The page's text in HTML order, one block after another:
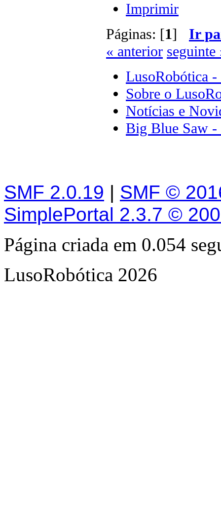
Imprimir
Páginas: [1] Ir
« anterior seguinte
LusoRobótica -
Sobre o
Notícias e
Big Blue Saw -
SMF 2.0.19 | SMF ©
SimplePortal 2.3.7 ©
Página criada em 0.054
LusoRobótica 2026